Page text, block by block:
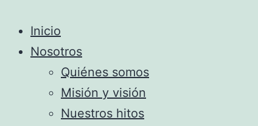
Inicio
Nosotros
Quiénes somos
Misión y visión
Nuestros hitos